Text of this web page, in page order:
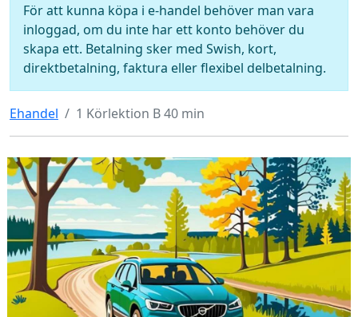
För att kunna köpa i e-handel behöver man vara
inloggad, om du inte har ett konto behöver du
skapa ett. Betalning sker med Swish, kort,
direktbetalning, faktura eller flexibel delbetalning.
Ehandel 1 Körlektion B 40 min